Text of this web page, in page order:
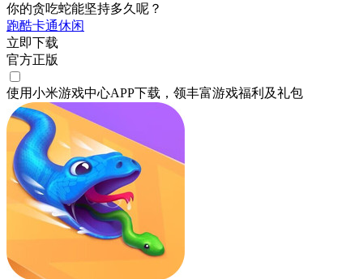
你的贪吃蛇能坚持多久呢？
跑酷卡通休闲
立即下载
官方正版
使用小米游戏中心APP下载 ，领丰富游戏福利 及礼包